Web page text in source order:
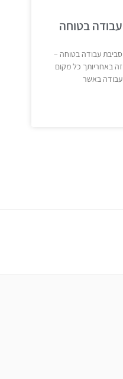
עבודה בטוחה
סביבת עבודה בטוחה –
זה באחריותך כל מקום
עבודה באשר